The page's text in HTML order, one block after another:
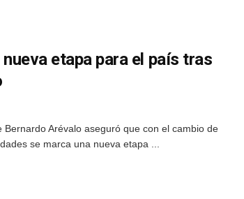
etapa para el país tras
Arévalo aseguró que con el cambio de
se marca una nueva etapa ...